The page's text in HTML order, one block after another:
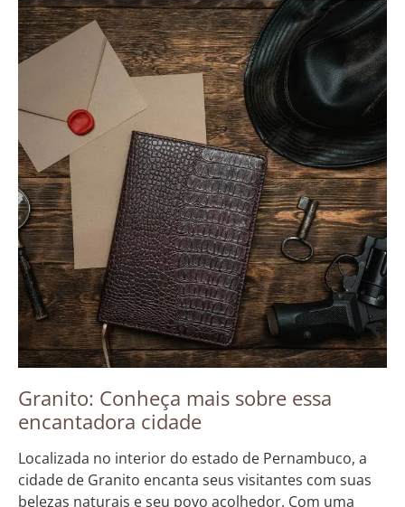
Granito: Conheça mais sobre essa
encantadora cidade
Localizada no interior do estado de Pernambuco, a
cidade de Granito encanta seus visitantes com suas
belezas naturais e seu povo acolhedor. Com uma